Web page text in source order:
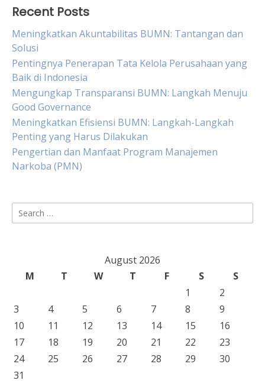
Recent Posts
Meningkatkan Akuntabilitas BUMN: Tantangan dan
Solusi
Pentingnya Penerapan Tata Kelola Perusahaan yang
Baik di Indonesia
Mengungkap Transparansi BUMN: Langkah Menuju
Good Governance
Meningkatkan Efisiensi BUMN: Langkah-Langkah
Penting yang Harus Dilakukan
Pengertian dan Manfaat Program Manajemen
Narkoba (PMN)
Search
for:
August 2026
M
T W T F S
S
1
2
3
4 5 6 7 8
9
10
11 12 13 14 15
16
17
18 19 20 21 22
23
24
25 26 27 28 29
30
31